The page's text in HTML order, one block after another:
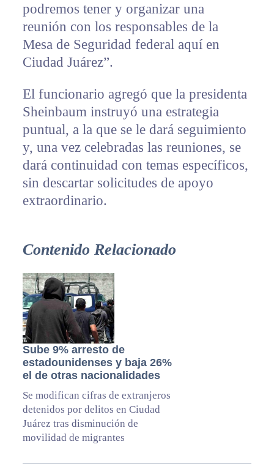
podremos tener y organizar una
reunión con los responsables de la
Mesa de Seguridad federal aquí en
Ciudad Juárez”.
El funcionario agregó que la presidenta
Sheinbaum instruyó una estrategia
puntual, a la que se le dará seguimiento
y, una vez celebradas las reuniones, se
dará continuidad con temas específicos,
sin descartar solicitudes de apoyo
extraordinario.
Contenido Relacionado
Sube 9% arresto de
estadounidenses y baja 26%
el de otras nacionalidades
Se modifican cifras de extranjeros
detenidos por delitos en Ciudad
Juárez tras disminución de
movilidad de migrantes